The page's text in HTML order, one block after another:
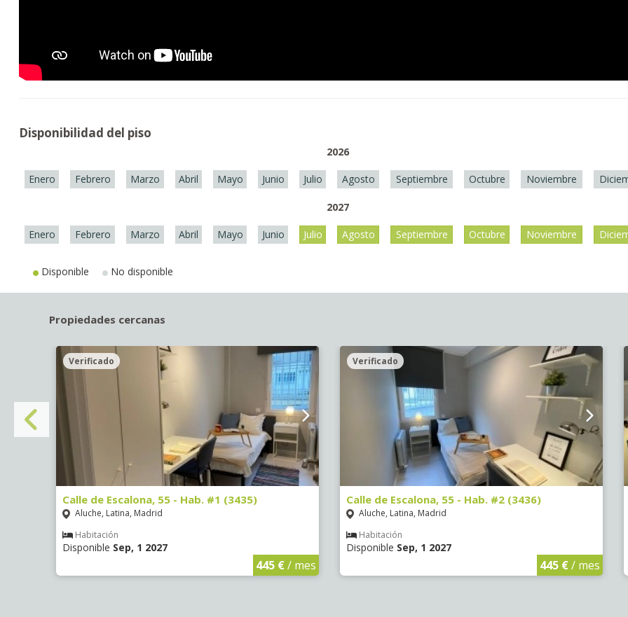
Disponibilidad del piso
2026
Enero Febrero Marzo Abril Mayo Junio Julio Agosto Septiembre Octubre Noviembre
2027
Enero Febrero Marzo Abril Mayo Junio Julio Agosto Septiembre Octubre Noviembre
Disponible No disponible
Propiedades cercanas
Verificado
Calle de Escalona, 55 - Hab. #1 (3435)
Aluche, Latina, Madrid
Habitación
Disponible Sep, 1 2027
445 €/ mes
Verificado
Calle de Escalona, 55 - Hab. #2 (3436)
Aluche, Latina, Madrid
Habitación
Disponible Sep, 1 2027
445 €/ mes